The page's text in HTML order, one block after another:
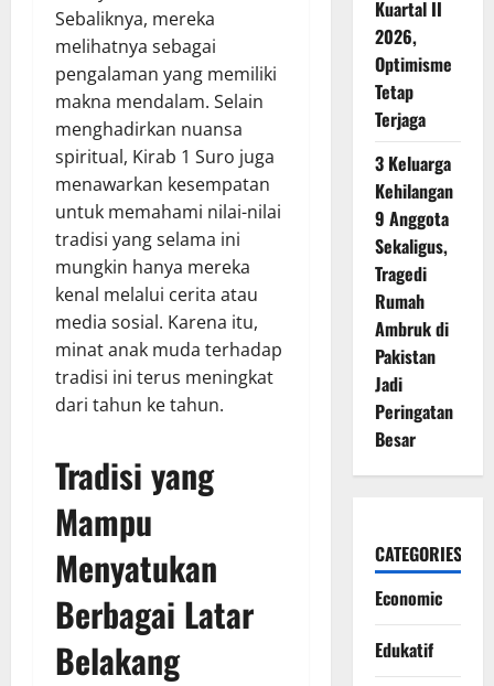
Sebaliknya, mereka
melihatnya sebagai
pengalaman yang memiliki
makna mendalam. Selain
menghadirkan nuansa
spiritual, Kirab 1 Suro juga
menawarkan kesempatan
untuk memahami nilai-nilai
tradisi yang selama ini
mungkin hanya mereka
kenal melalui cerita atau
media sosial. Karena itu,
minat anak muda terhadap
tradisi ini terus meningkat
dari tahun ke tahun.
Tradisi yang
Mampu
Menyatukan
Berbagai Latar
Belakang
Kuartal II
2026,
Optimisme
Tetap
Terjaga
3 Keluarga
Kehilangan
9 Anggota
Sekaligus,
Tragedi
Rumah
Ambruk di
Pakistan
Jadi
Peringatan
Besar
CATEGORIES
Economic
Edukatif